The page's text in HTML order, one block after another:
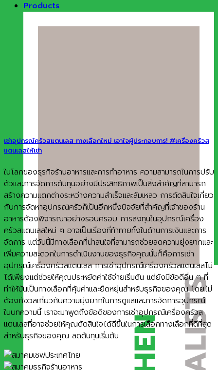
Products
เช่าอุปกรณ์ครัวสแตนเลส ทางเลือกใหม่ เอาใจผู้ประกอบการ! #เครื่องครัวส
แตนเลสให้เช่า
ในโลกของธุรกิจร้านอาหารและการทำอาหาร ความสามารถในการปรับ
ตัวและการจัดการต้นทุนอย่างมีประสิทธิภาพเป็นสิ่งสำคัญที่สามารถ
สร้างความแตกต่างระหว่างความสำเร็จและล้มเหลว การตัดสินใจเกี่ยว
กับการจัดหาอุปกรณ์ครัวก็เป็นอีกหนึ่งปัจจัยที่สำคัญที่เจ้าของร้าน
อาหารต้องพิจารณาอย่างรอบครอบ การลงทุนในอุปกรณ์เครื่อง
ครัวสแตนเลสใหม่ ๆ อาจเป็นเรื่องที่ท้าทายทั้งในด้านการเงินและการ
จัดการ แต่วันนี้มีทางเลือกที่น่าสนใจที่สามารถช่วยลดความยุ่งยากและ
เพิ่มความสะดวกในการดำเนินงานของธุรกิจคุณนั่นก็คือการเช่า
อุปกรณ์เครื่องครัวสแตนเลส การเช่าอุปกรณ์เครื่องครัวสแตนเลสไม่
ได้เพียงแต่ช่วยให้คุณประหยัดค่าใช้จ่ายเริ่มต้น แต่ยังมีข้อดีอื่น ๆ ที่
ทำให้มันเป็นทางเลือกที่คุ้มค่าและยืดหยุ่นสำหรับธุรกิจของคุณ โดยไม่
ต้องกังวลเกี่ยวกับความยุ่งยากในการดูแลและการจัดการอุปกรณ์
ในบทความนี้ เราจะมาพูดถึงข้อดีของการเช่าอุปกรณ์เครื่องครัวส
แตนเลสที่อาจช่วยให้คุณตัดสินใจได้ดีขึ้นในการเลือกทางเลือกที่ดีที่สุด
สำหรับธุรกิจของคุณ ลดต้นทุนเริ่มต้น